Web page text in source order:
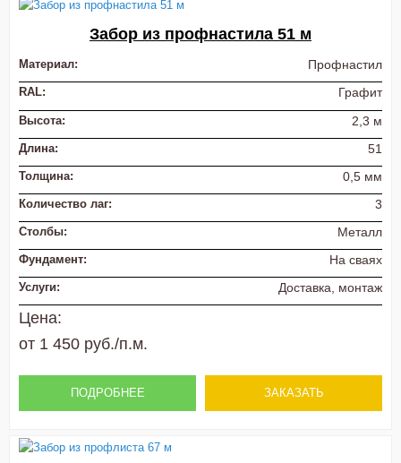
Забор из профнастила 51 м
Материал: Профнастил
RAL: Графит
Высота: 2,3 м
Длина: 51
Толщина: 0,5 мм
Количество лаг: 3
Столбы: Металл
Фундамент: На сваях
Услуги: Доставка, монтаж
Цена:
от 1 450 руб./п.м.
ПОДРОБНЕЕ ЗАКАЗАТЬ